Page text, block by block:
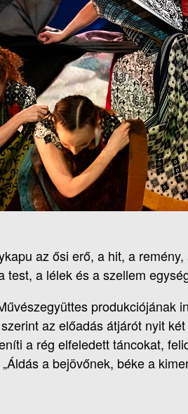
az ősi erő, a hit, a
test, a lélek és a szellem
produkciójának
az előadás átjárót nyit
a rég elfeledett táncokat,
a bejövőnek, béke a